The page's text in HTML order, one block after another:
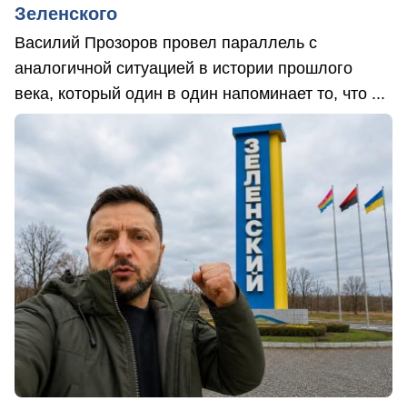
Зеленского
Василий Прозоров провел параллель с
аналогичной ситуацией в истории прошлого
века, который один в один напоминает то, что ...